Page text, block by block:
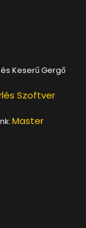
Keserű Gergő
Szoftver
Master